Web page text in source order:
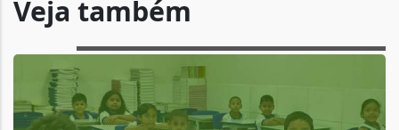
Veja também